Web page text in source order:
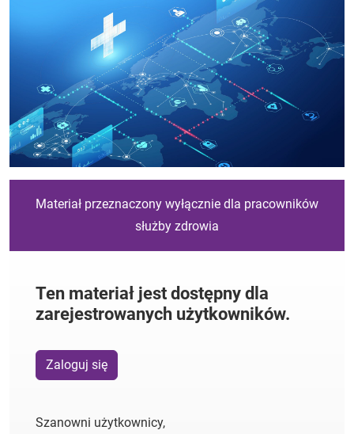
Materiał przeznaczony wyłącznie dla pracowników
służby zdrowia
Ten materiał jest dostępny dla
zarejestrowanych użytkowników.
Zaloguj się
Szanowni użytkownicy,